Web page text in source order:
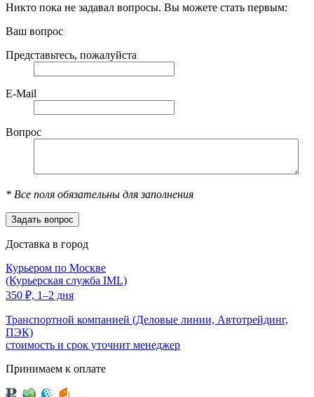
Никто пока не задавал вопросы. Вы можете стать первым:
Ваш вопрос
Представьтесь, пожалуйста
E-Mail
Вопрос
* Все поля обязательны для заполнения
Доставка в город
Курьером по Москве
(Курьерская служба IML)
350 ₽, 1–2 дня
Транспортной компанией (Деловые линии, Автотрейдинг,
ПЭК)
стоимость и срок уточнит менеджер
Принимаем к оплате